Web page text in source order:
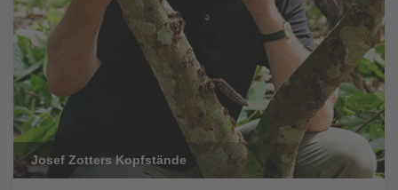
Josef Zotters Kopfstände